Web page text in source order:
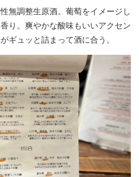
無調整生原酒。葡萄をイメージし
り。爽やかな酸味もいいアクセン
ギュッと詰まって酒に合う。